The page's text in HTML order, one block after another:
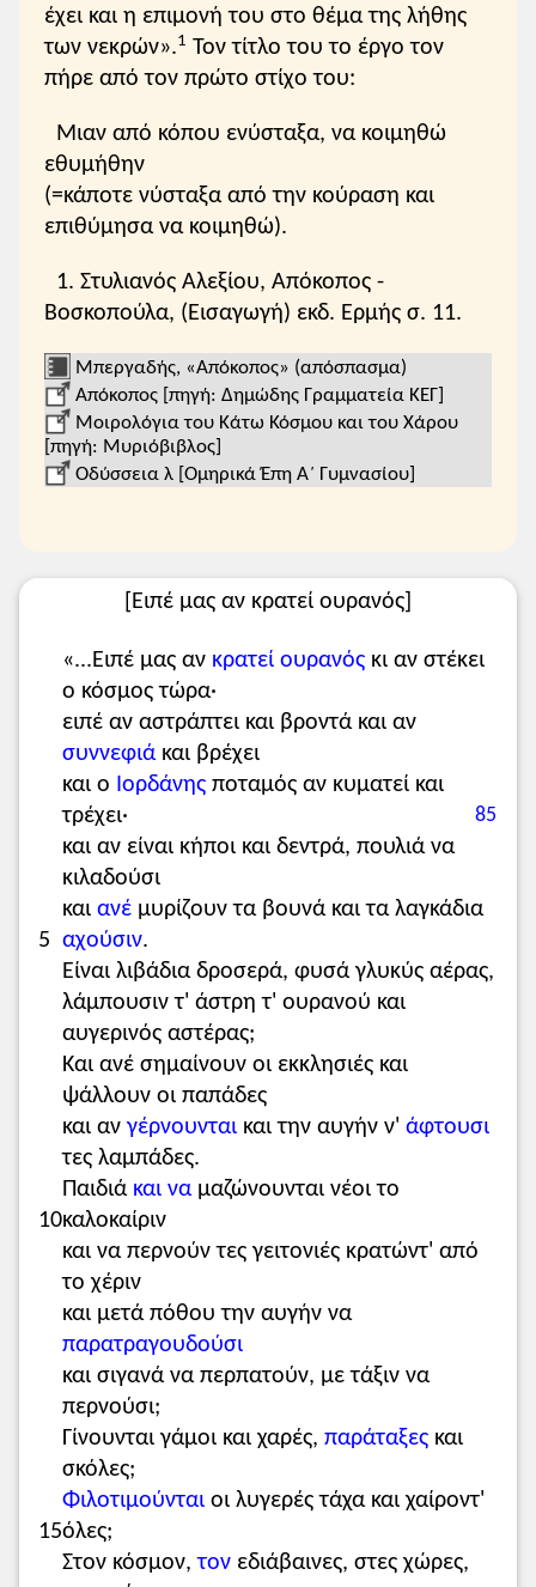
έχει και η επιμονή του στο θέμα της λήθης
των νεκρών».1 Τον τίτλο του το έργο τον
πήρε από τον πρώτο στίχο του:
Μιαν από κόπου ενύσταξα, να κοιμηθώ
εθυμήθην
(=κάποτε νύσταξα από την κούραση και
επιθύμησα να κοιμηθώ).
1. Στυλιανός Αλεξίου, Απόκοπος -
Βοσκοπούλα, (Εισαγωγή) εκδ. Ερμής σ. 11.
Μπεργαδής, «Απόκοπος» (απόσπασμα)
Απόκοπος [πηγή: Δημώδης Γραμματεία ΚΕΓ]
Μοιρολόγια του Κάτω Κόσμου και του Χάρου
[πηγή: Μυριόβιβλος]
Οδύσσεια λ [Ομηρικά Έπη Α΄ Γυμνασίου]
[Ειπέ μας αν κρατεί ουρανός]
5
«...Ειπέ μας αν κρατεί ουρανός κι αν στέκει
ο κόσμος τώρα·
ειπέ αν αστράπτει και βροντά και αν
συννεφιάκαι βρέχει
και ο Ιορδάνης ποταμός αν κυματεί και
τρέχει·
85
και αν είναι κήποι και δεντρά, πουλιά να
κιλαδούσι
καιανέ μυρίζουν τα βουνά και τα λαγκάδια
αχούσιν.
10
Είναι λιβάδια δροσερά, φυσά γλυκύς αέρας,
λάμπουσιν τ' άστρη τ' ουρανού και
αυγερινός αστέρας;
Και ανέ σημαίνουν οι εκκλησιές και
ψάλλουν οι παπάδες
και ανγέρνουνται και την αυγήν ν'άφτουσι
τες λαμπάδες.
Παιδιά και ναμαζώνουνται νέοι το
καλοκαίριν
15
και να περνούν τες γειτονιές κρατώντ' από
το χέριν
και μετά πόθου την αυγήν να
παρατραγουδούσι
και σιγανά να περπατούν, με τάξιν να
περνούσι;
Γίνουνται γάμοι και χαρές,παράταξες και
σκόλες;
Φιλοτιμούνται οι λυγερές τάχα και χαίροντ'
όλες;
Στον κόσμον,τον εδιάβαινες, στες χώρες,